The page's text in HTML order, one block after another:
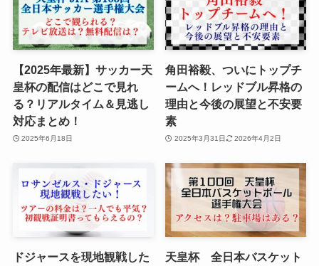
【2025年最新】サッカー天
皇杯の配信はどこで見れ
る？リアルタイム＆見逃し
対応まとめ！
2025年6月18日
角田裕毅、ついにトップチ
ームへ！レッドブル昇格の
理由と今後の展望と不安要
素
2025年3月31日 2026年4月2日
ドジャースを現地観戦した
天皇杯 全日本バスケット